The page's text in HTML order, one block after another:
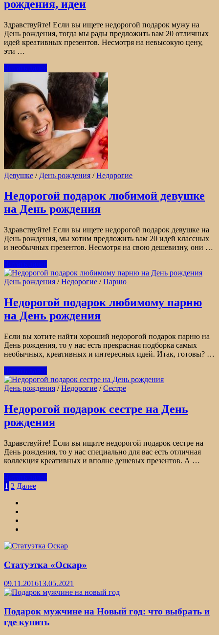
рождения, идеи
Здравствуйте! Если вы ищете недорогой подарок мужу на
День рождения, тогда мы рады предложить вам 20 отличных
идей креативных презентов. Несмотря на невысокую цену,
эти …
Читать далее
Девушке / День рождения /Недорогие
Недорогой подарок любимой девушке
на День рождения
Здравствуйте! Если вы ищете недорогой подарок девушке на
День рождения, мы хотим предложить вам 20 идей классных
и необычных презентов. Несмотря на свою дешевизну, они …
Читать далее
День рождения /Недорогие /Парню
Недорогой подарок любимому парню
на День рождения
Если вы хотите найти хороший недорогой подарок парню на
День рождения, то у нас есть прекрасная подборка самых
необычных, креативных и интересных идей. Итак, готовы? …
Читать далее
День рождения /Недорогие /Сестре
Недорогой подарок сестре на День
рождения
Здравствуйте! Если вы ищите недорогой подарок сестре на
День рождения, то у нас специально для вас есть отличная
коллекция креативных и вполне дешевых презентов. А …
Читать далее
Пагинация
записей
1 2 Далее
Статуэтка «Оскар»
09.11.201613.05.2021
Подарок мужчине на Новый год: что выбрать и
где купить